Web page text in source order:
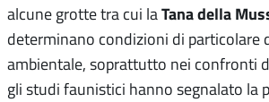
alcune grotte tra cui la Tana della
determinano condizioni di particolare
ambientale, soprattutto nei confronti
gli studi faunistici hanno segnalato la